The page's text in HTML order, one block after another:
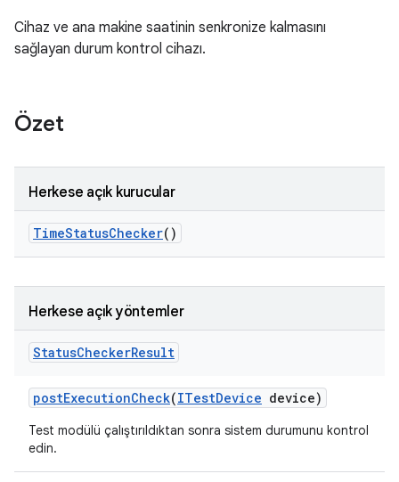
Cihaz ve ana makine saatinin senkronize kalmasını
sağlayan durum kontrol cihazı.
Özet
Herkese açık kurucular
TimeStatusChecker()
Herkese açık yöntemler
StatusCheckerResult
postExecutionCheck(ITestDevice device)
Test modülü çalıştırıldıktan sonra sistem durumunu kontrol
edin.